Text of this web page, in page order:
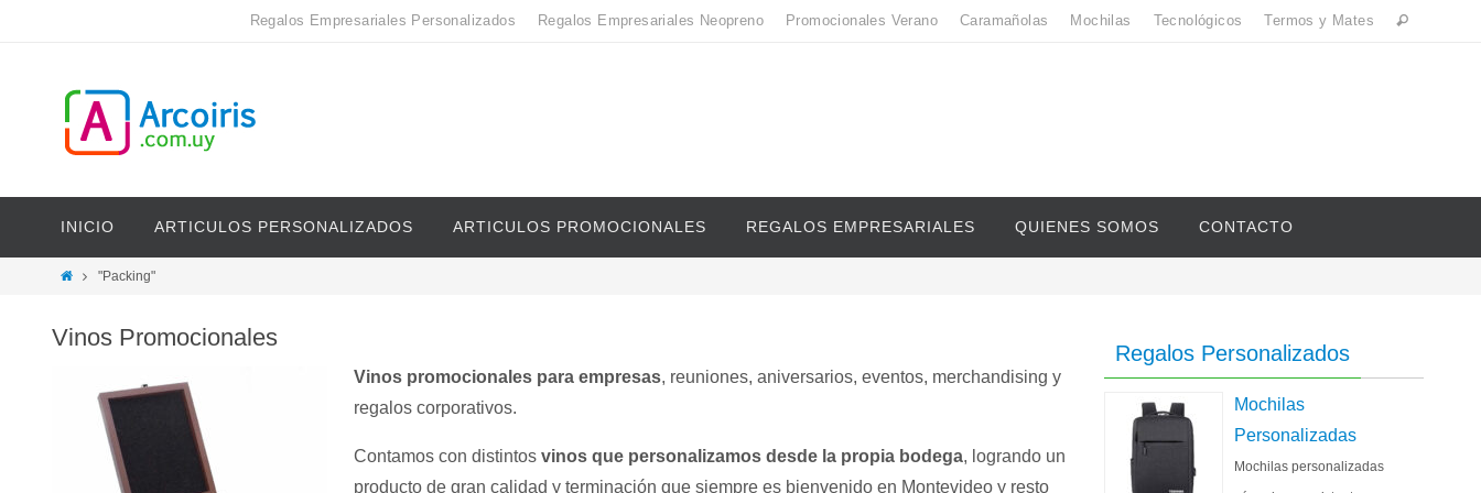
Regalos Empresariales Personalizados Regalos Empresariales Neopreno Promocionales Verano Caramañolas Mochilas Tecnológicos Termos y Mates
INICIO ARTICULOS PERSONALIZADOS ARTICULOS PROMOCIONALES REGALOS EMPRESARIALES QUIENES SOMOS CONTACTO
"Packing"
Vinos Promocionales
Vinos promocionales para empresas, reuniones, aniversarios, eventos, merchandising y
regalos corporativos.
Contamos con distintos vinos que personalizamos desde la propia bodega, logrando un
producto de gran calidad y terminación que siempre es bienvenido en Montevideo y resto
Regalos Personalizados
Mochilas
Personalizadas
Mochilas personalizadas